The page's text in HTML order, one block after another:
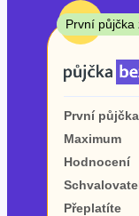
ne
V exekuci
ne
Po insolvenci
ano
TOP
První půjčka
První
Maximum
Hodnocení
Přeplatíte